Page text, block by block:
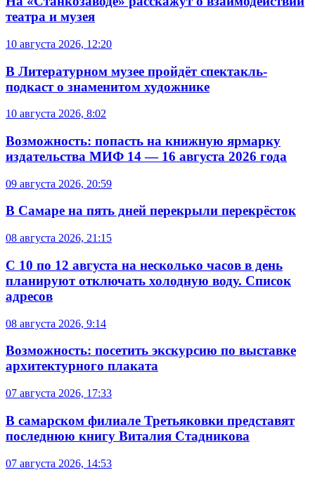
театра и музея
10 августа 2026, 12:20
В Литературном музее пройдёт спектакль-
подкаст о знаменитом художнике
10 августа 2026, 8:02
Возможность: попасть на книжную ярмарку
издательства МИФ 14 — 16 августа 2026 года
09 августа 2026, 20:59
В Самаре на пять дней перекрыли перекрёсток
08 августа 2026, 21:15
С 10 по 12 августа на несколько часов в день
планируют отключать холодную воду. Список
адресов
08 августа 2026, 9:14
Возможность: посетить экскурсию по выставке
архитектурного плаката
07 августа 2026, 17:33
В самарском филиале Третьяковки представят
последнюю книгу Виталия Стадникова
07 августа 2026, 14:53